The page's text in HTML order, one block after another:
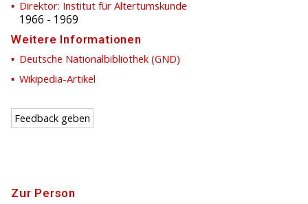
Zur Person
Direktor: Institut für Altertumskunde
1966 - 1969
Weitere Informationen
Deutsche Nationalbibliothek (GND)
Wikipedia-Artikel
Feedback geben